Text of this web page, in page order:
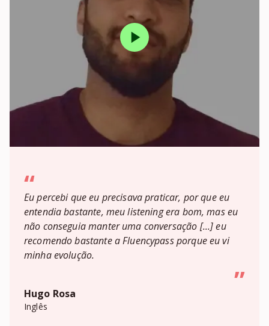
“
Eu percebi que eu precisava praticar, por que eu
entendia bastante, meu listening era bom, mas eu
não conseguia manter uma conversação [...] eu
recomendo bastante a Fluencypass porque eu vi
minha evolução.
”
Hugo Rosa
Inglês